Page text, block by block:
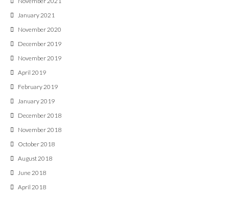
January 2021
November 2020
December 2019
November 2019
April 2019
February 2019
January 2019
December 2018
November 2018
October 2018
August 2018
June 2018
April 2018